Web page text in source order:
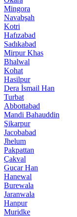
Mingora
Navabşah
Kotri
Hafızabad
Sadıkabad
Mirpur Khas
Bhalwal
Kohat
Hasilpur
Dera İsmail Han
Turbat
Abbottabad
Mandi Bahauddin
Şikarpur
Jacobabad
Jhelum
Pakpattan
Çakval
Gucar Han
Hanewal
Burewala
Jaranwala
Hanpur
Muridke